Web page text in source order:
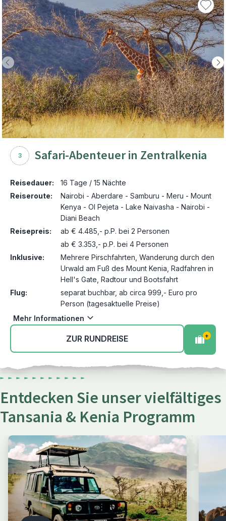
3 Safari-Abenteuer in Zentralkenia
Reisedauer:
16 Tage / 15 Nächte
Reiseroute:
Nairobi - Aberdare - Samburu - Meru - Mount
Kenya - Ol Pejeta - Lake Naivasha - Nairobi -
Diani Beach
Reisepreis:
ab € 4.485,- p.P. bei 2 Personen
ab € 3.353,- p.P. bei 4 Personen
Inklusive:
Mehrere Pirschfahrten, Wanderung durch den
Urwald am Fuß des Mount Kenia, Radfahren in
Hell's Gate, Radtour und Bootsfahrt
Flug:
separat buchbar, ab circa 999,- Euro pro
Person (tagesaktuelle Preise)
Mehr Informationen
ZUR RUNDREISE +
Entdecken Sie unser vielfältiges
Tansania & Kenia Programm